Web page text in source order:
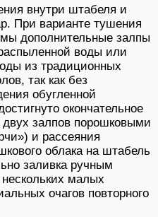
внутри штабеля и
При варианте тушения
дополнительные залпы
воды или
из традиционных
так как без
обугленной
окончательное
залпов порошковыми
и рассеяния
облака на штабель
заливка ручным
малых
очагов повторного